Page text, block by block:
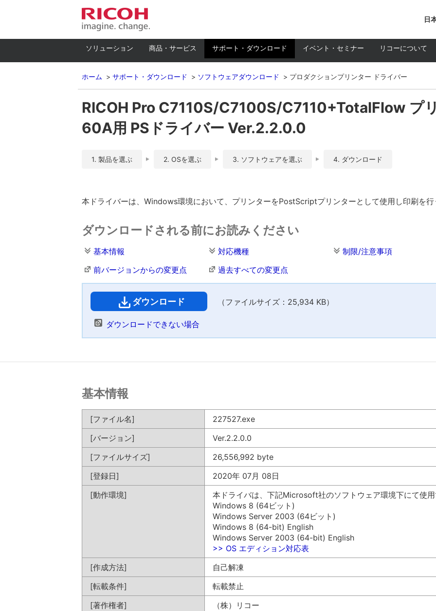
日
ソリューション 商品・サービス サポート・ダウンロード イベント・セミナー リコーについて
ホーム サポート・ダウンロード ソフトウェアダウンロード プロダクションプリンター ドライバー
RICOH Pro C7110S/C7100S/C7110+TotalFlow プ
60A用 PSドライバー Ver.2.2.0.0
1. 製品を選ぶ 2. OSを選ぶ 3. ソフトウェアを選ぶ 4. ダウンロード
本ドライバーは、Windows環境において、プリンターをPostScriptプリンターとして使用し印刷を行
ダウンロードされる前にお読みください
基本情報 対応機種 制限/注意事項
前バージョンからの変更点
過去すべての変更点
ダウンロード （ファイルサイズ：25,934 KB）
ダウンロードできない場合
基本情報
[ファイル名]
227527.exe
[バージョン]
Ver.2.2.0.0
[ファイルサイズ]
26,556,992 byte
[登録日]
2020年 07月 08日
[動作環境]
本ドライバは、下記Microsoft社のソフトウェア環境下にて使用
Windows 8 (64ビット)
Windows Server 2003 (64ビット)
Windows 8 (64-bit) English
Windows Server 2003 (64-bit) English
>> OS エディション対応表
[作成方法]
自己解凍
[転載条件]
転載禁止
[著作権者]
（株）リコー